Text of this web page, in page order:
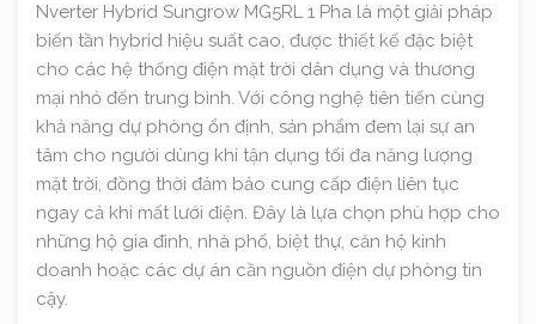
Nverter Hybrid Sungrow MG5RL 1 Pha là một giải pháp
biến tần hybrid hiệu suất cao, được thiết kế đặc biệt
cho các hệ thống điện mặt trời dân dụng và thương
mại nhỏ đến trung bình. Với công nghệ tiên tiến cùng
khả năng dự phòng ổn định, sản phẩm đem lại sự an
tâm cho người dùng khi tận dụng tối đa năng lượng
mặt trời, đồng thời đảm bảo cung cấp điện liên tục
ngay cả khi mất lưới điện. Đây là lựa chọn phù hợp cho
những hộ gia đình, nhà phố, biệt thự, căn hộ kinh
doanh hoặc các dự án cần nguồn điện dự phòng tin
cậy.